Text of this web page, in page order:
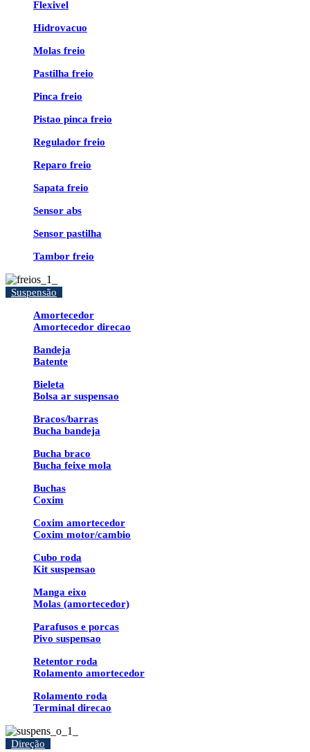
Flexivel
Hidrovacuo
Molas freio
Pastilha freio
Pinca freio
Pistao pinca freio
Regulador freio
Reparo freio
Sapata freio
Sensor abs
Sensor pastilha
Tambor freio
Suspensão
Amortecedor
Amortecedor direcao
Bandeja
Batente
Bieleta
Bolsa ar suspensao
Bracos/barras
Bucha bandeja
Bucha braco
Bucha feixe mola
Buchas
Coxim
Coxim amortecedor
Coxim motor/cambio
Cubo roda
Kit suspensao
Manga eixo
Molas (amortecedor)
Parafusos e porcas
Pivo suspensao
Retentor roda
Rolamento amortecedor
Rolamento roda
Terminal direcao
Direção